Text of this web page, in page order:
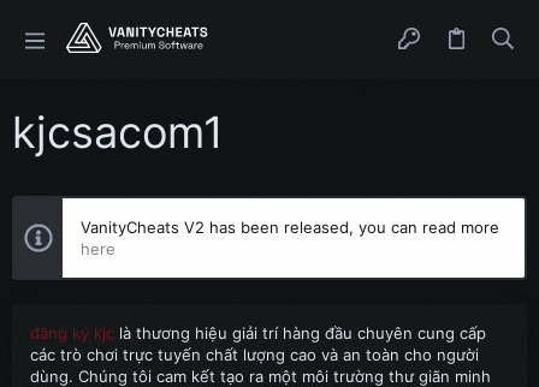
kjcsacom1
VanityCheats V2 has been released, you can read more
here
đăng ký kjc là thương hiệu giải trí hàng đầu chuyên cung cấp
các trò chơi trực tuyến chất lượng cao và an toàn cho người
dùng. Chúng tôi cam kết tạo ra một môi trường thư giãn minh